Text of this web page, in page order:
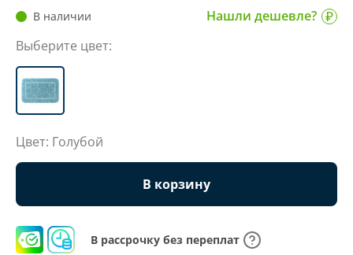
В наличии
Нашли дешевле?
Выберите цвет:
Цвет: Голубой
В корзину
В рассрочку без переплат